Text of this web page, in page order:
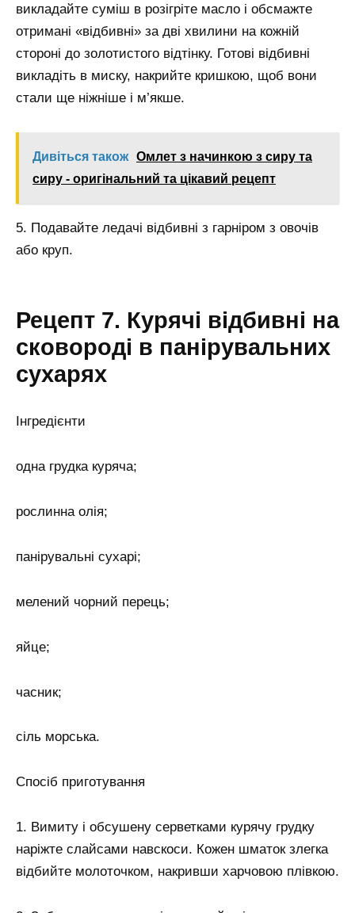
викладайте суміш в розігріте масло і обсмажте
отримані «відбивні» за дві хвилини на кожній
стороні до золотистого відтінку. Готові відбивні
викладіть в миску, накрийте кришкою, щоб вони
стали ще ніжніше і м’якше.
Дивіться також Омлет з начинкою з сиру та
сиру - оригінальний та цікавий рецепт
5. Подавайте ледачі відбивні з гарніром з овочів
або круп.
Рецепт 7. Курячі відбивні на
сковороді в панірувальних
сухарях
Інгредієнти
одна грудка куряча;
рослинна олія;
панірувальні сухарі;
мелений чорний перець;
яйце;
часник;
сіль морська.
Спосіб приготування
1. Вимиту і обсушену серветками курячу грудку
наріжте слайсами навскоси. Кожен шматок злегка
відбийте молоточком, накривши харчовою плівкою.